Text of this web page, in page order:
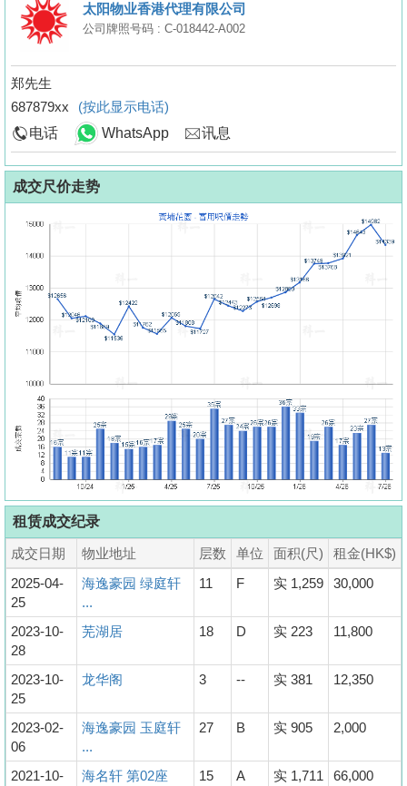
太阳物业香港代理有限公司
公司牌照号码 : C-018442-A002
郑先生
687879xx
(按此显示电话)
电话
WhatsApp 讯息
成交尺价走势
租赁成交纪录
成交日期 物业地址 层数 单位 面积(尺)
租金(HK$)
2025-04-
25
海逸豪园 绿庭轩
...
11 F 实 1,259 30,000
2023-10-
28
芜湖居 18 D 实 223 11,800
2023-10-
25
龙华阁 3 -- 实 381 12,350
2023-02-
06
海逸豪园 玉庭轩
...
27 B 实 905 2,000
2021-10-
海名轩 第02座 15 A 实 1,711 66,000